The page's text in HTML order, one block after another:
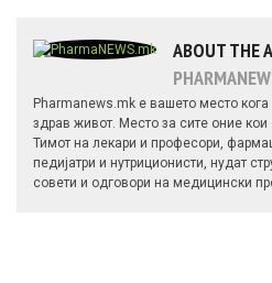
ABOUT THE
Pharmanews.mk е вашето место
здрав живот. Место за сите оние кои
Тимот на лекари и професори,
педијатри и нутриционисти, нудат
совети и одговори на медицински